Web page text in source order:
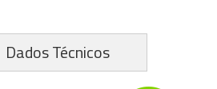
Dados Técnicos